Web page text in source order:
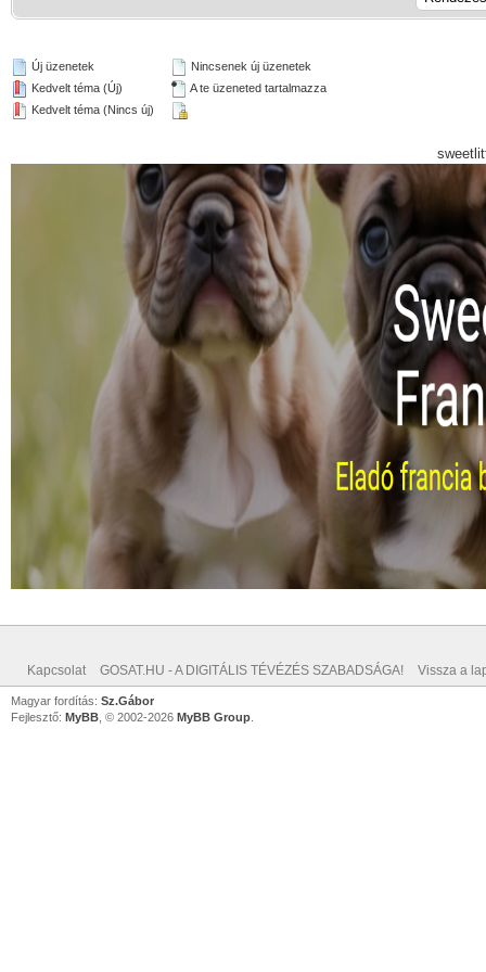
Új üzenetek
Kedvelt téma (Új)
Kedvelt téma (Nincs új)
Nincsenek új üzenetek
A te üzeneted tartalmazza
Kapcsolat GOSAT.HU - A DIGITÁLIS TÉVÉZÉS SZABADSÁGA! Vissza a
Magyar fordítás: Sz.Gábor
Fejlesztő: MyBB , © 2002-2026 MyBB Group